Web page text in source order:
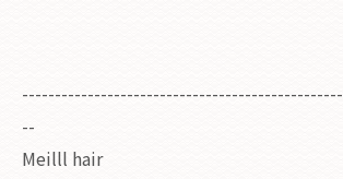
--
Meilll hair